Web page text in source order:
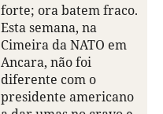
forte; ora batem fraco.
Esta semana, na
Cimeira da NATO em
Ancara, não foi
diferente com o
presidente americano